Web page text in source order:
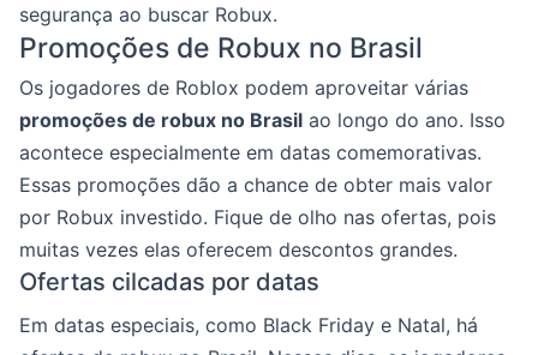
segurança ao buscar Robux.
Promoções de Robux no Brasil
Os jogadores de Roblox podem aproveitar várias
promoções de robux no Brasil ao longo do ano. Isso
acontece especialmente em datas comemorativas.
Essas promoções dão a chance de obter mais valor
por Robux investido. Fique de olho nas ofertas, pois
muitas vezes elas oferecem descontos grandes.
Ofertas cilcadas por datas
Em datas especiais, como Black Friday e Natal, há